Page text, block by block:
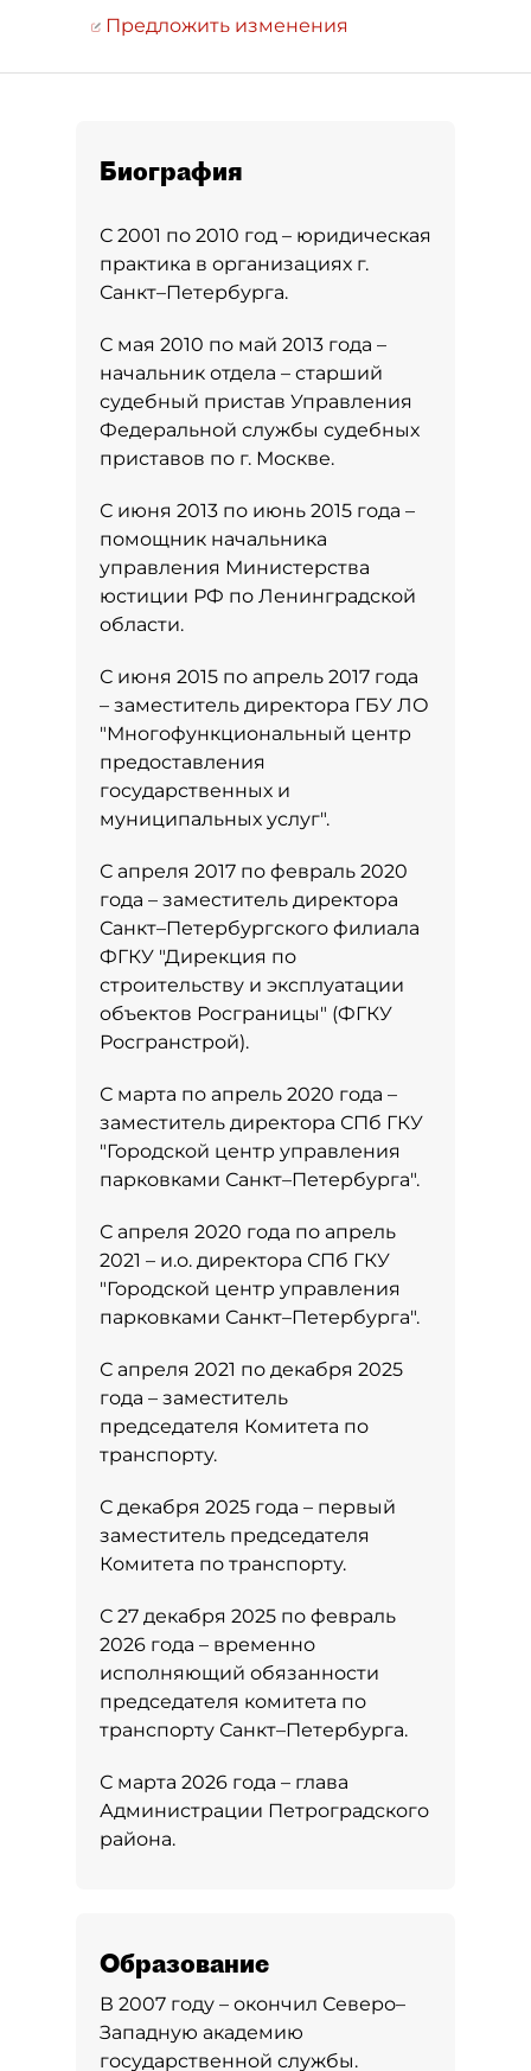
Предложить изменения
Биография
С 2001 по 2010 год – юридическая
практика в организациях г.
Санкт–Петербурга.
С мая 2010 по май 2013 года –
начальник отдела – старший
судебный пристав Управления
Федеральной службы судебных
приставов по г. Москве.
С июня 2013 по июнь 2015 года –
помощник начальника
управления Министерства
юстиции РФ по Ленинградской
области.
С июня 2015 по апрель 2017 года
– заместитель директора ГБУ ЛО
"Многофункциональный центр
предоставления
государственных и
муниципальных услуг".
С апреля 2017 по февраль 2020
года – заместитель директора
Санкт–Петербургского филиала
ФГКУ "Дирекция по
строительству и эксплуатации
объектов Росграницы" (ФГКУ
Росгранстрой).
С марта по апрель 2020 года –
заместитель директора СПб ГКУ
"Городской центр управления
парковками Санкт–Петербурга".
С апреля 2020 года по апрель
2021 – и.о. директора СПб ГКУ
"Городской центр управления
парковками Санкт–Петербурга".
С апреля 2021 по декабря 2025
года – заместитель
председателя Комитета по
транспорту.
С декабря 2025 года – первый
заместитель председателя
Комитета по транспорту.
С 27 декабря 2025 по февраль
2026 года – временно
исполняющий обязанности
председателя комитета по
транспорту Санкт–Петербурга.
С марта 2026 года – глава
Администрации Петроградского
района.
Образование
В 2007 году – окончил Северо–
Западную академию
государственной службы.